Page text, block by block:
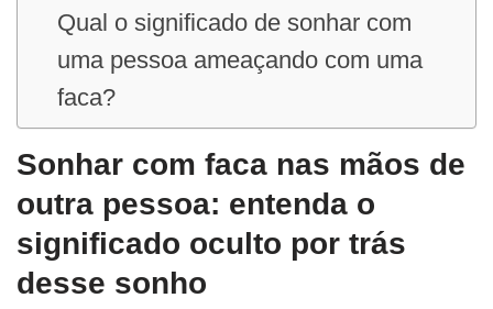
Qual o significado de sonhar com
uma pessoa ameaçando com uma
faca?
Sonhar com faca nas mãos de
outra pessoa: entenda o
significado oculto por trás
desse sonho